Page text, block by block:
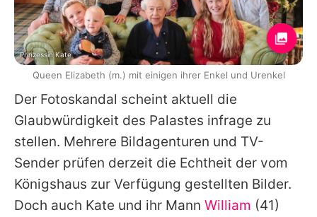
Der Fotoskandal scheint aktuell die
Glaubwürdigkeit des Palastes infrage zu
stellen. Mehrere Bildagenturen und TV-
Sender prüfen derzeit die Echtheit der vom
Königshaus zur Verfügung gestellten Bilder.
Doch auch Kate und ihr Mann William (41)
Prinzessin Kate
Queen Elizabeth (m.) mit einigen ihrer Enkel und Urenkel